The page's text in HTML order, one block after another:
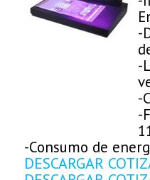
-
-
-
-
-Consumo de
DESCARGAR